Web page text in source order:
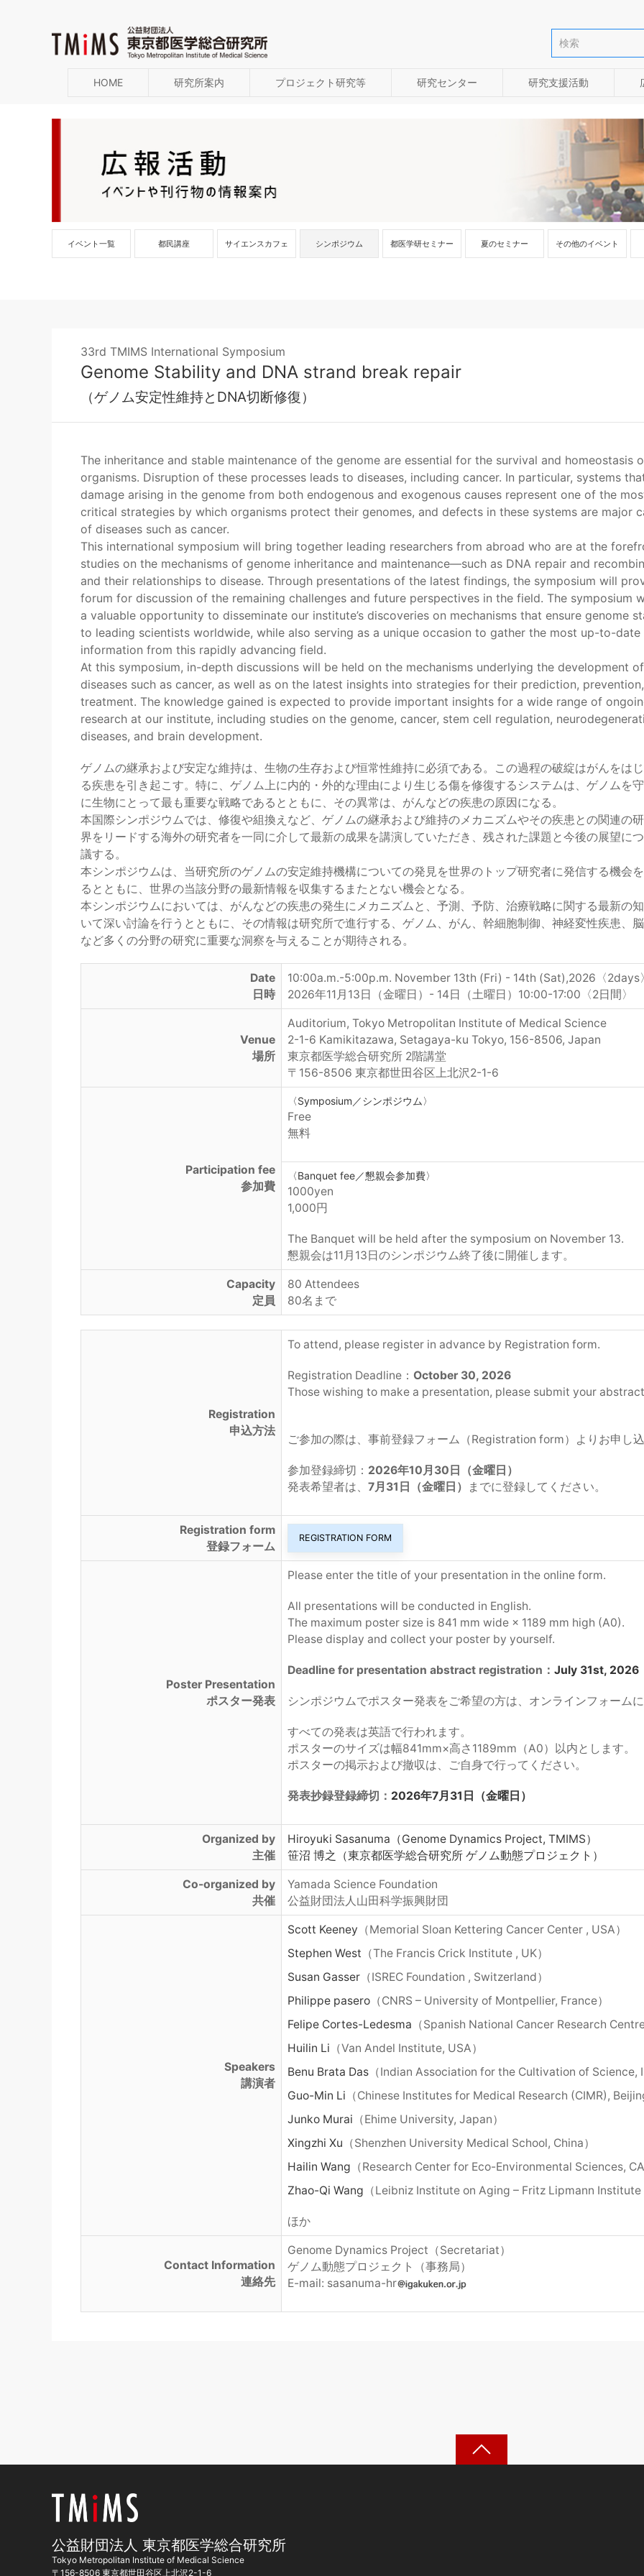
HOME 研究所案内 プロジェクト研究等 研究センター 研究支援活動
イベント一覧 都民講座 サイエンスカフェ シンポジウム 都医学研セミナー 夏のセミナー その他のイベント
33rd TMIMS International Symposium
Genome Stability and DNA strand break repair
（ゲノム安定性維持とDNA切断修復）
The inheritance and stable maintenance of the genome are essential for the survival and homeostasis
organisms. Disruption of these processes leads to diseases, including cancer. In particular, systems
damage arising in the genome from both endogenous and exogenous causes represent one of the
critical strategies by which organisms protect their genomes, and defects in these systems are major
of diseases such as cancer.
This international symposium will bring together leading researchers from abroad who are at the
studies on the mechanisms of genome inheritance and maintenance—such as DNA repair and
and their relationships to disease. Through presentations of the latest findings, the symposium will
forum for discussion of the remaining challenges and future perspectives in the field. The symposium
a valuable opportunity to disseminate our institute’s discoveries on mechanisms that ensure genome
to leading scientists worldwide, while also serving as a unique occasion to gather the most up-to-date
information from this rapidly advancing field.
At this symposium, in-depth discussions will be held on the mechanisms underlying the development of
diseases such as cancer, as well as on the latest insights into strategies for their prediction,
treatment. The knowledge gained is expected to provide important insights for a wide range of
research at our institute, including studies on the genome, cancer, stem cell regulation,
diseases, and brain development.
ゲノムの継承および安定な維持は、生物の生存および恒常性維持に必須である。この過程の破綻はがんをは
る疾患を引き起こす。特に、ゲノム上に内的・外的な理由により生じる傷を修復するシステムは、ゲノムを
に生物にとって最も重要な戦略であるとともに、その異常は、がんなどの疾患の原因になる。
本国際シンポジウムでは、修復や組換えなど、ゲノムの継承および維持のメカニズムやその疾患との関連の
界をリードする海外の研究者を一同に介して最新の成果を講演していただき、残された課題と今後の展望に
議する。
本シンポジウムは、当研究所のゲノムの安定維持機構についての発見を世界のトップ研究者に発信する機会
るとともに、世界の当該分野の最新情報を収集するまたとない機会となる。
本シンポジウムにおいては、がんなどの疾患の発生にメカニズムと、予測、予防、治療戦略に関する最新の
いて深い討論を行うとともに、その情報は研究所で進行する、ゲノム、がん、幹細胞制御、神経変性疾患、
など多くの分野の研究に重要な洞察を与えることが期待される。
Date
日時
10:00a.m.-5:00p.m. November 13th (Fri) - 14th (Sat),2026〈2days
2026年11月13日（金曜日）- 14日（土曜日）10:00-17:00〈2日間〉
Venue
場所
Auditorium, Tokyo Metropolitan Institute of Medical Science
2-1-6 Kamikitazawa, Setagaya-ku Tokyo, 156-8506, Japan
東京都医学総合研究所 2階講堂
〒156-8506 東京都世田谷区上北沢2-1-6
Participation fee
参加費
〈Symposium／シンポジウム〉
Free
無料
〈Banquet fee／懇親会参加費〉
1000yen
1,000円
The Banquet will be held after the symposium on November 13.
懇親会は11月13日のシンポジウム終了後に開催します。
Capacity
定員
80 Attendees
80名まで
Registration
申込方法
To attend, please register in advance by Registration form.
Registration Deadline： October 30, 2026
Those wishing to make a presentation, please submit your
ご参加の際は、事前登録フォーム（Registration form）よりお申し
参加登録締切： 2026年10月30日（金曜日）
発表希望者は、 7月31日（金曜日） までに登録してください。
Registration form
登録フォーム
REGISTRATION FORM
Poster Presentation
ポスター発表
Please enter the title of your presentation in the online form.
All presentations will be conducted in English.
The maximum poster size is 841 mm wide × 1189 mm high (A0).
Please display and collect your poster by yourself.
Deadline for presentation abstract registration： July 31st, 2026
シンポジウムでポスター発表をご希望の方は、オンラインフォーム
すべての発表は英語で行われます。
ポスターのサイズは幅841mm×高さ1189mm（A0）以内とします。
ポスターの掲示および撤収は、ご自身で行ってください。
発表抄録登録締切： 2026年7月31日（金曜日）
Organized by
主催
Hiroyuki Sasanuma（Genome Dynamics Project, TMIMS）
笹沼 博之（東京都医学総合研究所 ゲノム動態プロジェクト）
Co-organized by
共催
Yamada Science Foundation
公益財団法人山田科学振興財団
Speakers
講演者
Scott Keeney （Memorial Sloan Kettering Cancer Center , USA）
Stephen West （The Francis Crick Institute , UK）
Susan Gasser （ISREC Foundation , Switzerland）
Philippe pasero （CNRS – University of Montpellier, France）
Felipe Cortes-Ledesma （Spanish National Cancer Research
Huilin Li （Van Andel Institute, USA）
Benu Brata Das （Indian Association for the Cultivation of Science,
Guo-Min Li （Chinese Institutes for Medical Research (CIMR),
Junko Murai （Ehime University, Japan）
Xingzhi Xu （Shenzhen University Medical School, China）
Hailin Wang （Research Center for Eco-Environmental Sciences,
Zhao-Qi Wang （Leibniz Institute on Aging – Fritz Lipmann
ほか
Contact Information
連絡先
Genome Dynamics Project（Secretariat）
ゲノム動態プロジェクト（事務局）
E-mail: sasanuma-hr
公益財団法人 東京都医学総合研究所
Tokyo Metropolitan Institute of Medical Science
〒156-8506 東京都世田谷区上北沢2-1-6